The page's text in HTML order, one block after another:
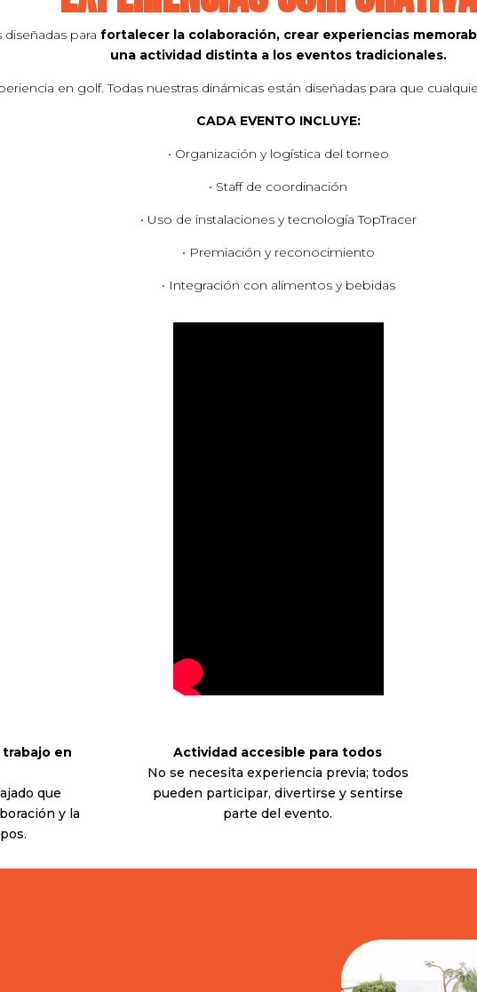
para fortalecer la colaboración, crear experiencias
una actividad distinta a los eventos tradicionales.
en golf. Todas nuestras dinámicas están diseñadas para que
CADA EVENTO INCLUYE:
• Organización y logística del torneo
• Staff de coordinación
• Uso de instalaciones y tecnología TopTracer
• Premiación y reconocimiento
• Integración con alimentos y bebidas
en
que
y la
Actividad accesible para todos
No se necesita experiencia previa; todos
pueden participar, divertirse y sentirse
parte del evento.